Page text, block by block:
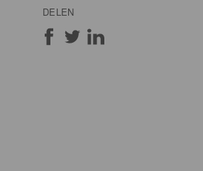
DELEN